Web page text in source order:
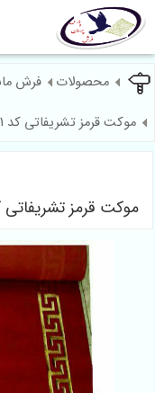
محصولات فرش
موکت قرمز تشریفاتی کد 51
موکت قرمز تشریفاتی